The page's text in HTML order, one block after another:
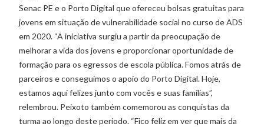
Senac PE e o Porto Digital que ofereceu bolsas gratuitas para
jovens em situação de vulnerabilidade social no curso de ADS
em 2020. “A iniciativa surgiu a partir da preocupação de
melhorar a vida dos jovens e proporcionar oportunidade de
formação para os egressos de escola pública. Fomos atrás de
parceiros e conseguimos o apoio do Porto Digital. Hoje,
estamos aqui felizes junto com vocês e suas famílias”,
relembrou. Peixoto também comemorou as conquistas da
turma ao longo deste período. “Fico feliz em ver que mais da